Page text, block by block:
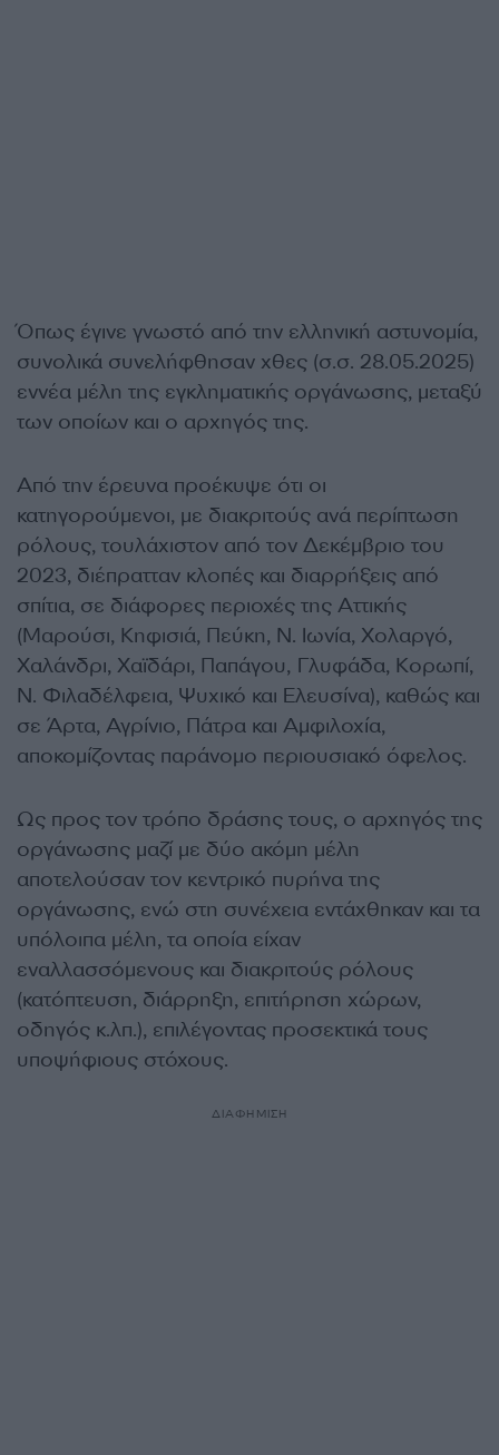
Όπως έγινε γνωστό από την ελληνική αστυνομία,
συνολικά συνελήφθησαν χθες (σ.σ. 28.05.2025)
εννέα μέλη της εγκληματικής οργάνωσης, μεταξύ
των οποίων και ο αρχηγός της.
Από την έρευνα προέκυψε ότι οι
κατηγορούμενοι, με διακριτούς ανά περίπτωση
ρόλους, τουλάχιστον από τον Δεκέμβριο του
2023, διέπρατταν κλοπές και διαρρήξεις από
σπίτια, σε διάφορες περιοχές της Αττικής
(Μαρούσι, Κηφισιά, Πεύκη, Ν. Ιωνία, Χολαργό,
Χαλάνδρι, Χαϊδάρι, Παπάγου, Γλυφάδα, Κορωπί,
Ν. Φιλαδέλφεια, Ψυχικό και Ελευσίνα), καθώς και
σε Άρτα, Αγρίνιο, Πάτρα και Αμφιλοχία,
αποκομίζοντας παράνομο περιουσιακό όφελος.
Ως προς τον τρόπο δράσης τους, ο αρχηγός της
οργάνωσης μαζί με δύο ακόμη μέλη
αποτελούσαν τον κεντρικό πυρήνα της
οργάνωσης, ενώ στη συνέχεια εντάχθηκαν και τα
υπόλοιπα μέλη, τα οποία είχαν
εναλλασσόμενους και διακριτούς ρόλους
(κατόπτευση, διάρρηξη, επιτήρηση χώρων,
οδηγός κ.λπ.), επιλέγοντας προσεκτικά τους
υποψήφιους στόχους.
ΔΙΑΦΗΜΙΣΗ